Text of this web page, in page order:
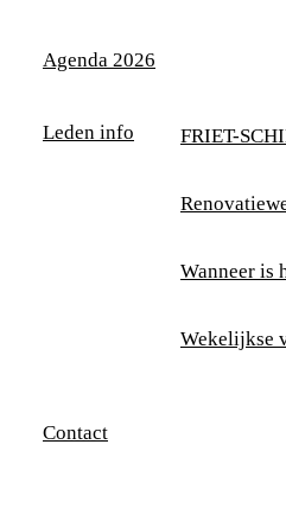
Agenda 2026
Leden info FRIET-
Wanneer is
Wekelijkse
Contact